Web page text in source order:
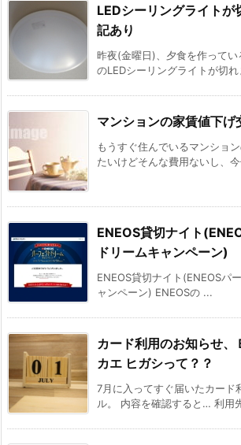
LEDシーリングライト
記あり
昨夜(金曜日)、夕食を作って
のLEDシーリングライトが切
マンションの家賃値下げ
もうすぐ住んでいるマンショ
たいけどそんな費用ないし、
ENEOS貸切ナイト
ドリームキャンペーン)
ENEOS貸切ナイト(ENEOSパ
ャンペーン) ENEOSの ...
カード利用のお知らせ、
カエ ヒガシって？？
7月に入ってすぐ届いたカード
ル。 内容を確認すると… 利用